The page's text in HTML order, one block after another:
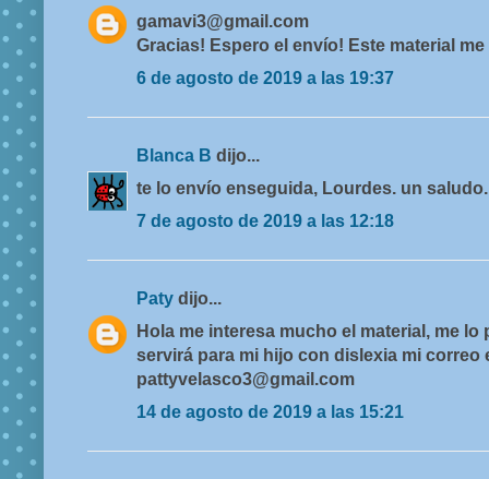
gamavi3@gmail.com
Gracias! Espero el envío! Este material
6 de agosto de 2019 a las 19:37
Blanca B dijo...
te lo envío enseguida, Lourdes. un saludo.
7 de agosto de 2019 a las 12:18
Paty dijo...
Hola me interesa mucho el material, me
servirá para mi hijo con dislexia mi correo
pattyvelasco3@gmail.com
14 de agosto de 2019 a las 15:21